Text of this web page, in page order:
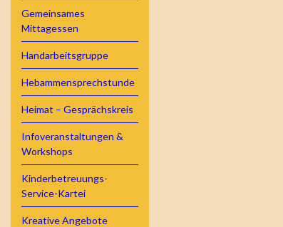
Gemeinsames
Mittagessen
Handarbeitsgruppe
Hebammensprechstunde
Heimat – Gesprächskreis
Infoveranstaltungen &
Workshops
Kinderbetreuungs-
Service-Kartei
Kreative Angebote